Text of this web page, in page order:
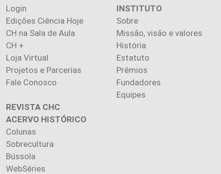
Login
Edições Ciência Hoje
CH na Sala de Aula
CH +
Loja Virtual
Projetos e Parcerias
Fale Conosco
INSTITUTO
Sobre
Missão, visão e valores
História
Estatuto
Prêmios
Fundadores
Equipes
REVISTA CHC
ACERVO HISTÓRICO
Colunas
Sobrecultura
Bússola
WebSéries